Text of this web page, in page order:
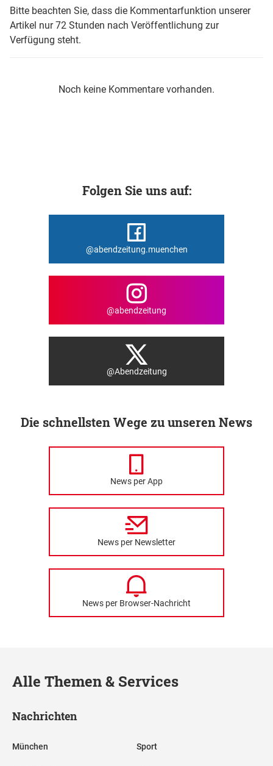
Bitte beachten Sie, dass die Kommentarfunktion unserer
Artikel nur 72 Stunden nach Veröffentlichung zur
Verfügung steht.
Noch keine Kommentare vorhanden.
Folgen Sie uns auf:
@abendzeitung.muenchen
@abendzeitung
@Abendzeitung
Die schnellsten Wege zu unseren News
News per App
News per Newsletter
News per Browser-Nachricht
Alle Themen & Services
Nachrichten
München Sport